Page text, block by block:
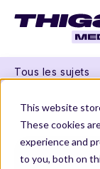
This website
These cookies
experience and
to you, both on
Tous les sujets
Thiga Media